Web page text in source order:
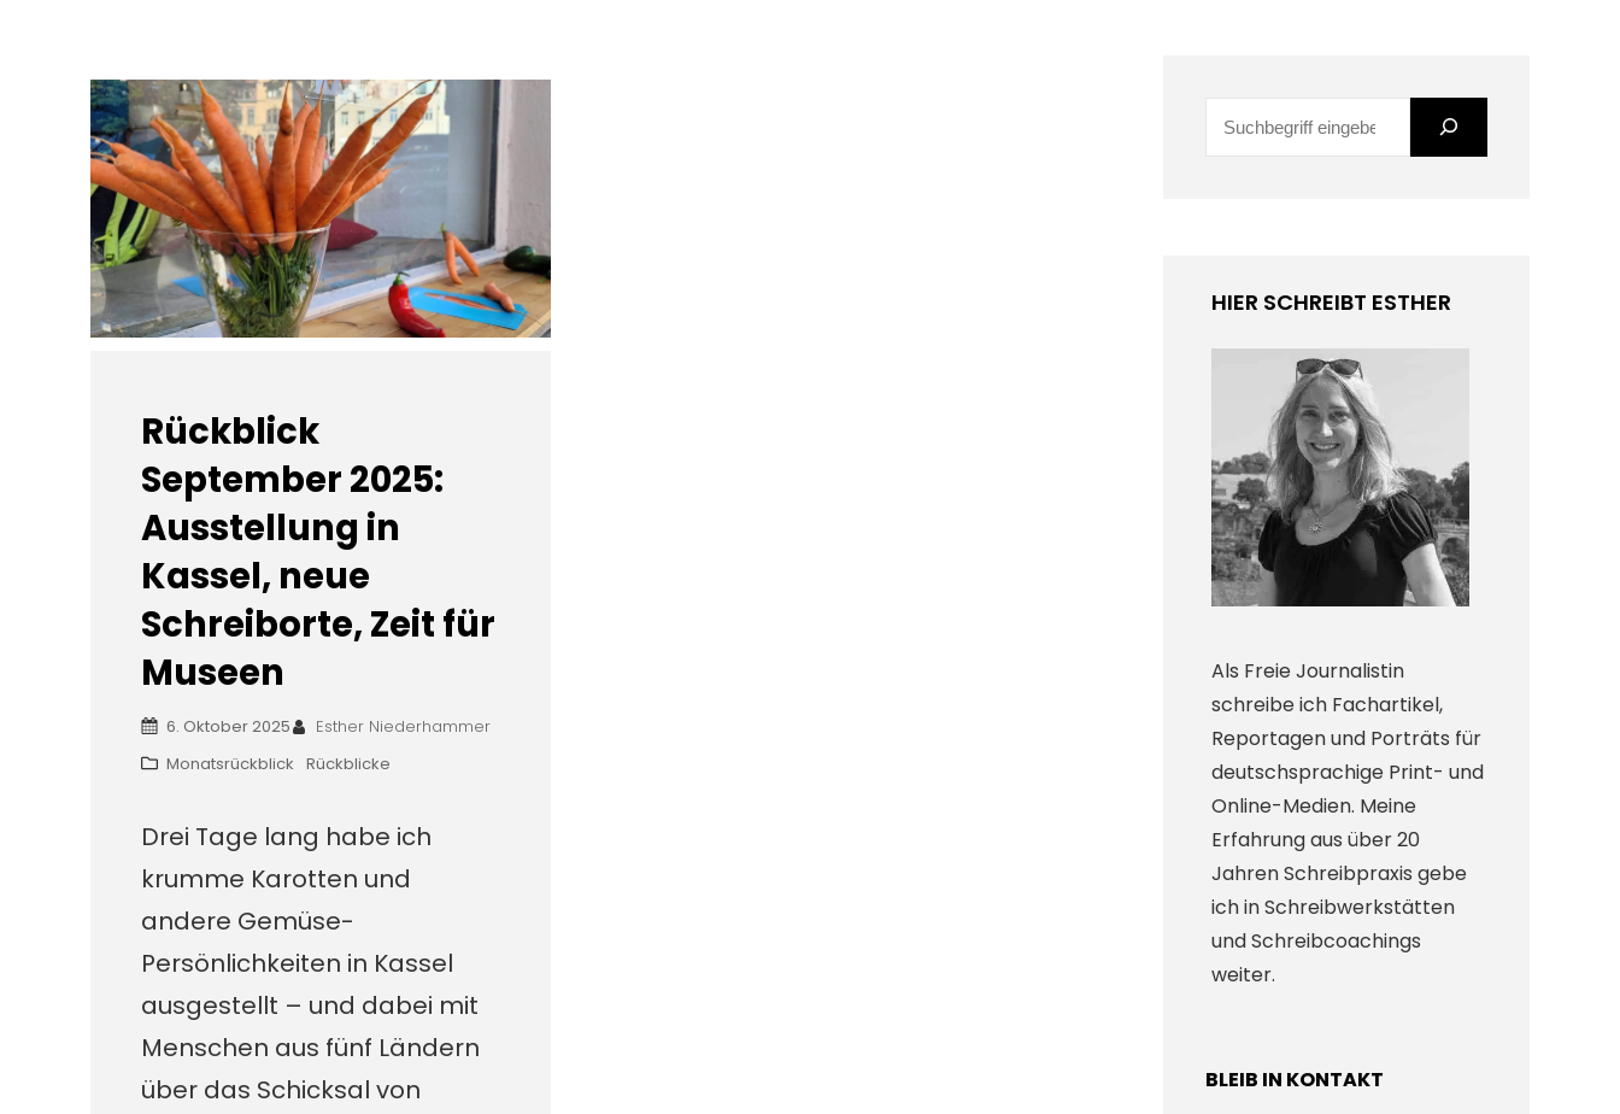
Rückblick
September 2025:
Ausstellung in
Kassel, neue
Schreiborte, Zeit für
Museen
6. Oktober 2025
Esther Niederhammer
Monatsrückblick Rückblicke
Drei Tage lang habe ich
krumme Karotten und
andere Gemüse-
Persönlichkeiten in Kassel
ausgestellt – und dabei mit
Menschen aus fünf Ländern
über das Schicksal von
HIER SCHREIBT ESTHER
Als Freie Journalistin
schreibe ich Fachartikel,
Reportagen und Porträts für
deutschsprachige Print- und
Online-Medien. Meine
Erfahrung aus über 20
Jahren Schreibpraxis gebe
ich in Schreibwerkstätten
und Schreibcoachings
weiter.
BLEIB IN KONTAKT